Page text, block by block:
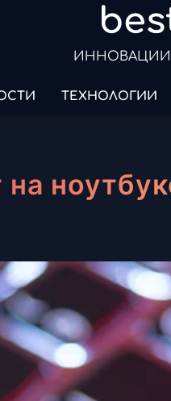
ТЕХНОЛОГИИ